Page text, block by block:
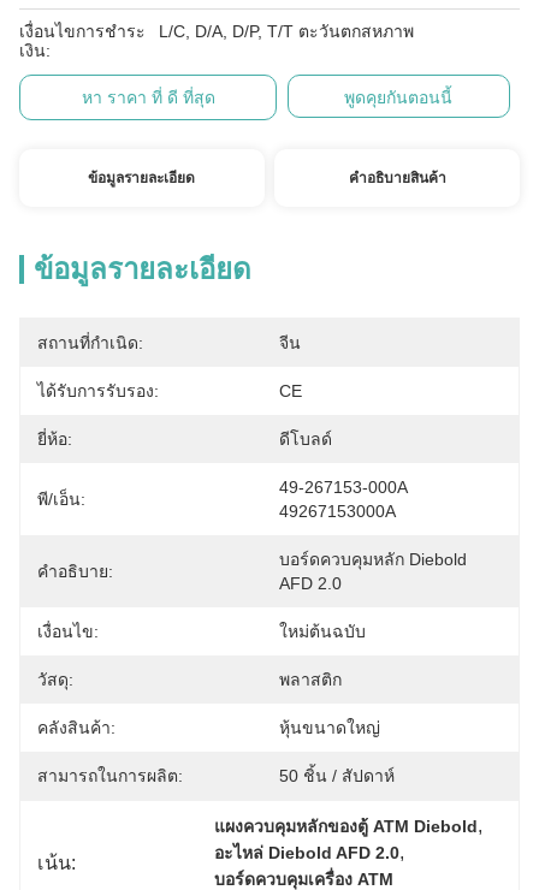
เงื่อนไขการชำระ
เงิน:
L/C, D/A, D/P, T/T ตะวันตกสหภาพ
หา ราคา ที่ ดี ที่สุด พูดคุยกันตอนนี้
ข้อมูลรายละเอียด คําอธิบายสินค้า
ข้อมูลรายละเอียด
สถานที่กำเนิด: จีน
ได้รับการรับรอง: CE
ยี่ห้อ: ดีโบลด์
พี/เอ็น:
49-267153-000A
49267153000A
คำอธิบาย:
บอร์ดควบคุมหลัก Diebold
AFD 2.0
เงื่อนไข: ใหม่ต้นฉบับ
วัสดุ: พลาสติก
คลังสินค้า: หุ้นขนาดใหญ่
สามารถในการผลิต: 50 ชิ้น / สัปดาห์
เน้น:
แผงควบคุมหลักของตู้ ATM Diebold,
อะไหล่ Diebold AFD 2.0,
บอร์ดควบคุมเครื่อง ATM